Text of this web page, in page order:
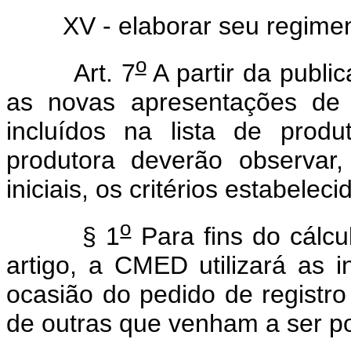
XV - elaborar seu
Art. 7oA partir da
as novas apresentações
incluídos na lista de
produtora deverão
iniciais, os critérios
§ 1oPara fins do
artigo, a CMED utilizará as
ocasião do pedido de
de outras que venham a ser